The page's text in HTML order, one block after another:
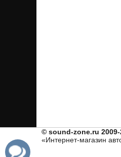
© sound-zone.ru 2009-
«Интернет-магазин